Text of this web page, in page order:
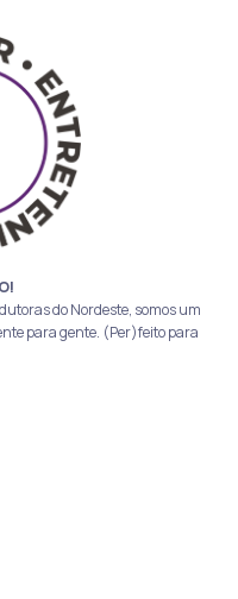
do Nordeste, somos um
para gente. (Per)feito para